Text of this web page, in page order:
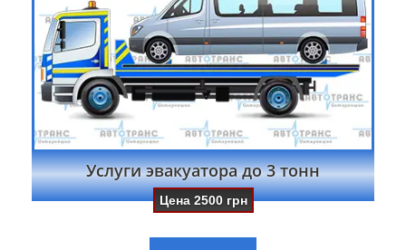
Услуги эвакуатора до 3 тонн
Цена2500 грн